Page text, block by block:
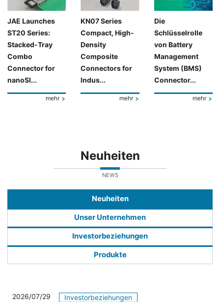
JAE Launches
ST20 Series:
Stacked-Tray
Combo
Connector for
nanoSI...
mehr
KN07 Series
Compact, High-
Density
Composite
Connectors for
Indus...
mehr
Die
Schlüsselrolle
von Battery
Management
System (BMS)
Connector...
mehr
Neuheiten
NEWS
Neuheiten
Unser Unternehmen
Investorbeziehungen
Produkte
2026/07/29
Investorbeziehungen